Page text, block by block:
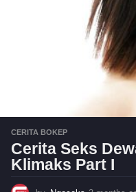
CERITA BOKEP
Cerita Seks
Klimaks Part I